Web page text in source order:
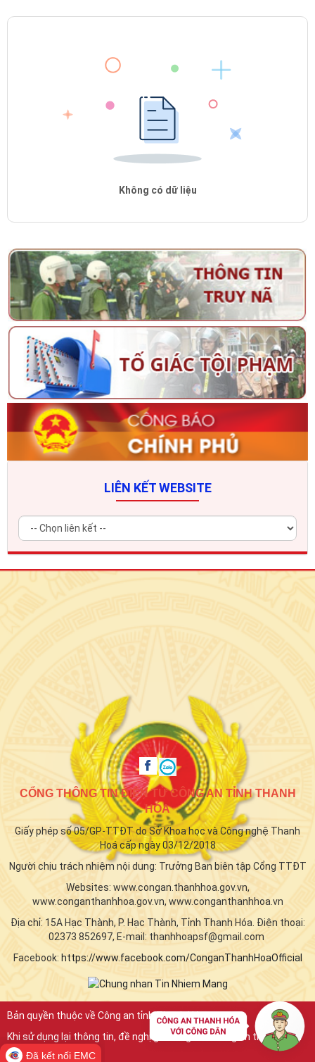
Không có dữ liệu
LIÊN KẾT WEBSITE
CỔNG THÔNG TIN ĐIỆN TỬ CÔNG AN TỈNH THANH
HÓA
Giấy phép số 05/GP-TTĐT do Sở Khoa học và Công nghệ Thanh
Hoá cấp ngày 03/12/2018
Người chịu trách nhiệm nội dung: Trưởng Ban biên tập Cổng TTĐT
Websites: www.congan.thanhhoa.gov.vn,
www.conganthanhhoa.gov.vn, www.conganthanhhoa.vn
Địa chỉ: 15A Hạc Thành, P. Hạc Thành, Tỉnh Thanh Hóa. Điện thoại:
02373 852697, E-mail: thanhhoapsf@gmail.com
Facebook: https://www.facebook.com/ConganThanhHoaOfficial
Bản quyền thuộc về Công an tỉnh Thanh Hóa.
Khi sử dụng lại thông tin, đề nghị ghi rõ nguồn "Công an tỉnh Thanh
Hóa"Đã kết nối EMC